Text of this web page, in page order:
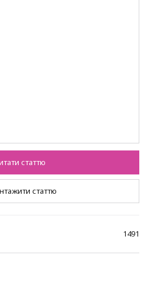
статтю
статтю
1491